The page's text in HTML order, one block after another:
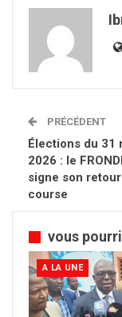
PRÉCÉDENT
Élections du 31
2026 : le
signe son
course
vous
A LA UNE